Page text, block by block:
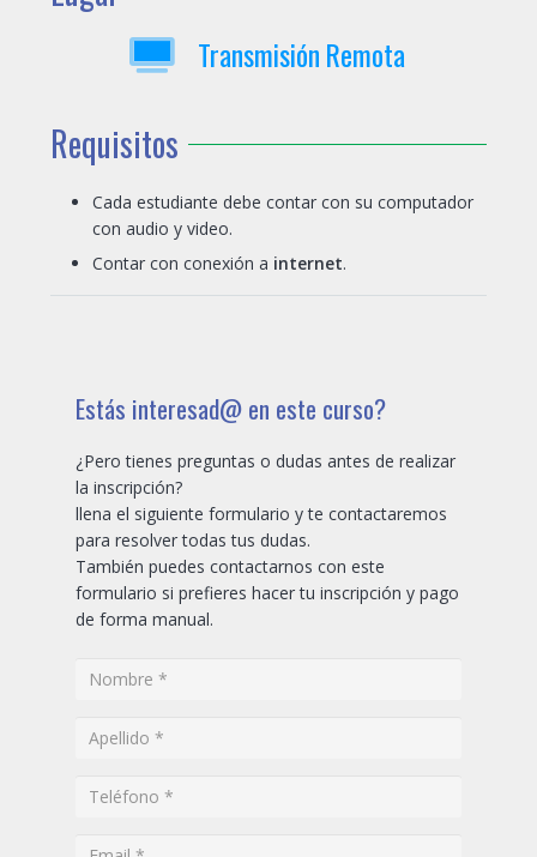
Transmisión Remota
Requisitos
Cada estudiante debe contar con su computador
con audio y video.
Contar con conexión a internet.
Estás interesad@ en este curso?
¿Pero tienes preguntas o dudas antes de realizar
la inscripción?
llena el siguiente formulario y te contactaremos
para resolver todas tus dudas.
También puedes contactarnos con este
formulario si prefieres hacer tu inscripción y pago
de forma manual.